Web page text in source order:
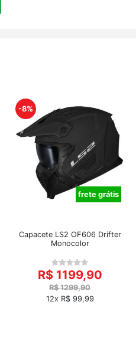
-8%
frete grátis
Capacete LS2 OF606 Drifter
Monocolor
R$ 1199,90
R$ 1299,90
12x R$ 99,99